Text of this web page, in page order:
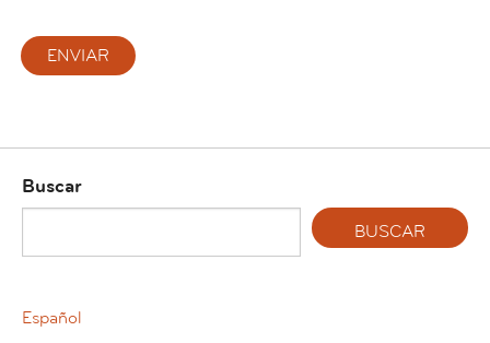
Buscar
Español